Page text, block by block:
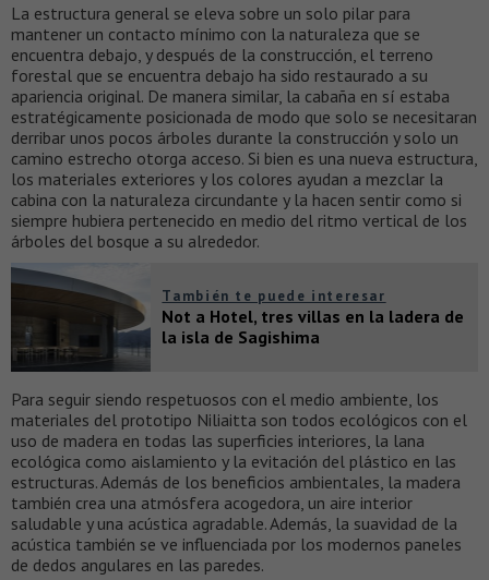
La estructura general se eleva sobre un solo pilar para
mantener un contacto mínimo con la naturaleza que se
encuentra debajo, y después de la construcción, el terreno
forestal que se encuentra debajo ha sido restaurado a su
apariencia original. De manera similar, la cabaña en sí estaba
estratégicamente posicionada de modo que solo se necesitaran
derribar unos pocos árboles durante la construcción y solo un
camino estrecho otorga acceso. Si bien es una nueva estructura,
los materiales exteriores y los colores ayudan a mezclar la
cabina con la naturaleza circundante y la hacen sentir como si
siempre hubiera pertenecido en medio del ritmo vertical de los
árboles del bosque a su alrededor.
También te puede interesar
Not a Hotel, tres villas en la ladera de
la isla de Sagishima
Para seguir siendo respetuosos con el medio ambiente, los
materiales del prototipo Niliaitta son todos ecológicos con el
uso de madera en todas las superficies interiores, la lana
ecológica como aislamiento y la evitación del plástico en las
estructuras. Además de los beneficios ambientales, la madera
también crea una atmósfera acogedora, un aire interior
saludable y una acústica agradable. Además, la suavidad de la
acústica también se ve influenciada por los modernos paneles
de dedos angulares en las paredes.